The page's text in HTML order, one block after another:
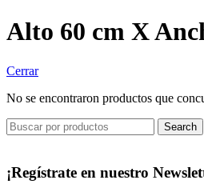
Alto 60 cm X
Cerrar
No se encontraron productos que
Search
¡Regístrate en nuestro